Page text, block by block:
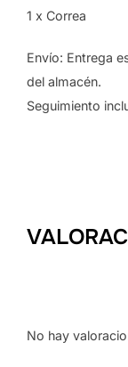
1 x Correa
Envío: Entrega
del almacén.
Seguimiento
No hay